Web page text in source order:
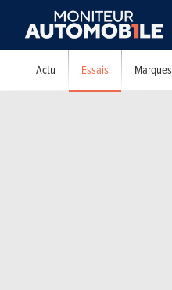
Actu Essais